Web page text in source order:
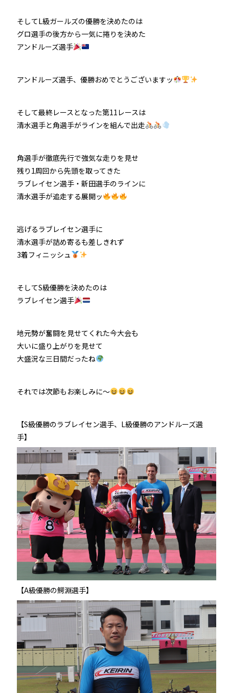
そしてL級ガールズの優勝を決めたのは
グロ選手の後方から一気に捲りを決めた
アンドルーズ選手
アンドルーズ選手、優勝おめでとうございますッ
そして最終レースとなった第11レースは
清水選手と角選手がラインを組んで出走
角選手が徹底先行で強気な走りを見せ
残り1周回から先頭を取ってきた
ラブレイセン選手・新田選手のラインに
清水選手が追走する展開ッ
逃げるラブレイセン選手に
清水選手が詰め寄るも差しきれず
3着フィニッシュ
そしてS級優勝を決めたのは
ラブレイセン選手
地元勢が奮闘を見せてくれた今大会も
大いに盛り上がりを見せて
大盛況な三日間だったね
それでは次節もお楽しみに～
【S級優勝のラブレイセン選手、L級優勝のアンドルーズ選
手】
【A級優勝の鰐淵選手】